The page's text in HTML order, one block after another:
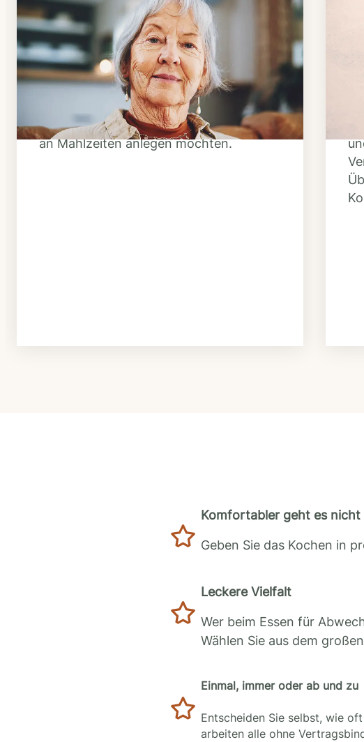
Schritt 1
Klarheit schaffen
Überlegen Sie, ob Ihnen das Essen
täglich verzehrfertig geliefert werden
soll oder Sie sich einen Tiefkühl-Vorrat
an Mahlzeiten anlegen möchten.
Komfortabler geht es nicht
Geben Sie das Kochen in
Leckere Vielfalt
Wer beim Essen für
Wählen Sie aus dem
Einmal, immer oder ab und zu
Entscheiden Sie selbst, wie
arbeiten alle ohne